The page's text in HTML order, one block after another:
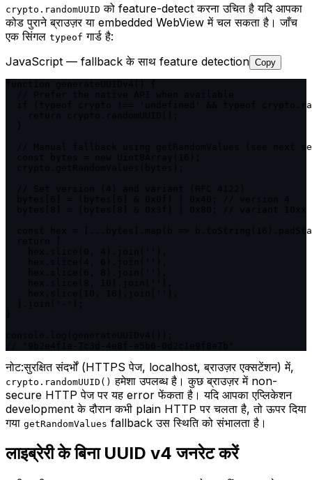
crypto.randomUUID को feature-detect करना उचित है यदि आपका
कोड पुराने ब्राउज़र या embedded WebView में चल सकता है। जाँच
एक सिंगल typeof गार्ड है:
JavaScript — fallback के साथ feature detection Copy
if (typeof crypto !== 'undefined' && typeof
// Manual fallback using getRandomValues (see next
const hex = [...bytes].map(b =>
नोट:सुरक्षित संदर्भों (HTTPS पेज, localhost, ब्राउज़र एक्सटेंशन) में,
crypto.randomUUID() हमेशा उपलब्ध है। कुछ ब्राउज़र में non-
secure HTTP पेज पर यह error फेंकता है। यदि आपका एप्लिकेशन
development के दौरान कभी plain HTTP पर चलता है, तो ऊपर दिया
गया getRandomValues fallback उस स्थिति को संभालता है।
लाइब्रेरी के बिना UUID v4 जनरेट करें